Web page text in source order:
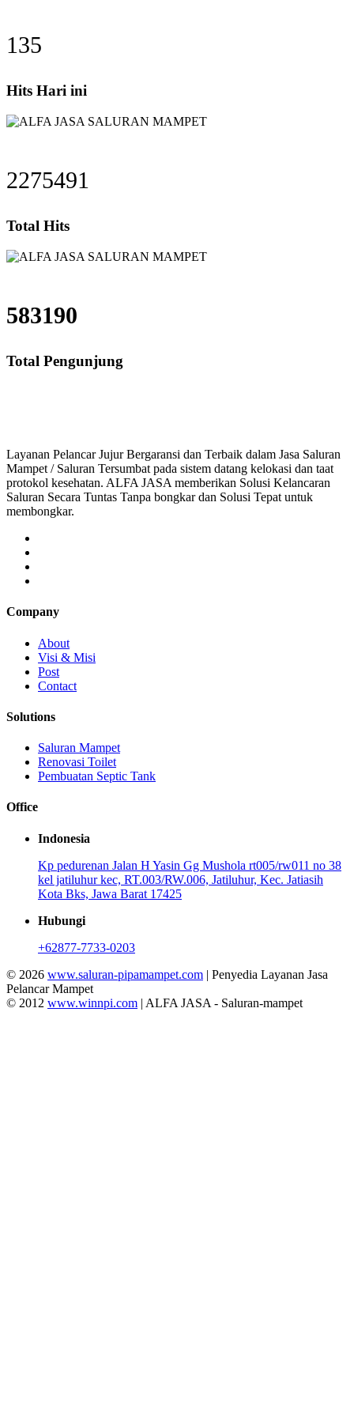
135
Hits Hari ini
2275491
Total Hits
583190
Total Pengunjung
Layanan Pelancar Jujur Bergaransi dan Terbaik dalam Jasa Saluran
Mampet / Saluran Tersumbat pada sistem datang kelokasi dan taat
protokol kesehatan. ALFA JASA memberikan Solusi Kelancaran
Saluran Secara Tuntas Tanpa bongkar dan Solusi Tepat untuk
membongkar.
Company
About
Visi & Misi
Post
Contact
Solutions
Saluran Mampet
Renovasi Toilet
Pembuatan Septic Tank
Office
Indonesia
Kp pedurenan Jalan H Yasin Gg Mushola rt005/rw011 no 38
kel jatiluhur kec, RT.003/RW.006, Jatiluhur, Kec. Jatiasih
Kota Bks, Jawa Barat 17425
Hubungi
+62877-7733-0203
© 2026 www.saluran-pipamampet.com | Penyedia Layanan Jasa
Pelancar Mampet
© 2012 www.winnpi.com | ALFA JASA - Saluran-mampet